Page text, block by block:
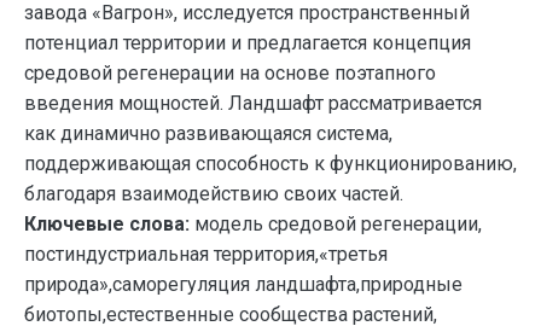
завода «Вагрон», исследуется пространственный
потенциал территории и предлагается концепция
средовой регенерации на основе поэтапного
введения мощностей. Ландшафт рассматривается
как динамично развивающаяся система,
поддерживающая способность к функционированию,
благодаря взаимодействию своих частей.
Ключевые слова: модель средовой регенерации,
постиндустриальная территория,«третья
природа»,саморегуляция ландшафта,природные
биотопы,естественные сообщества растений,